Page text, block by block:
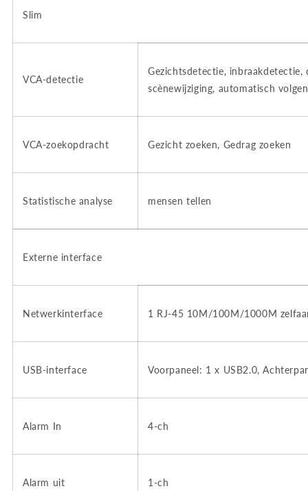
Slim
VCA-detectie
Gezichtsdetectie,
scènewijziging, automatisch volgen
VCA-zoekopdracht Gezicht zoeken, Gedrag zoeken
Statistische analyse mensen tellen
Externe interface
Netwerkinterface 1 RJ-45 10M/100M/1000M
USB-interface Voorpaneel: 1 x USB2.0,
Alarm In 4-ch
Alarm uit 1-ch